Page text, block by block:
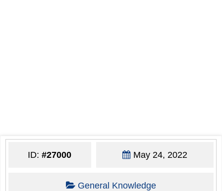
ID:#27000 May 24, 2022
General Knowledge